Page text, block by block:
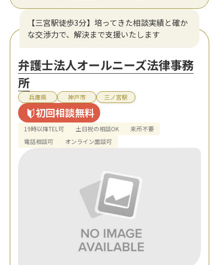
【三宮駅徒歩3分】培ってきた相談実績と確か
な交渉力で、解決まで支援いたします
弁護士法人オールニーズ法律事務
所
兵庫県 神戸市 三ノ宮駅
初回相談無料
19時以降TEL可 土日祝の相談OK
来所不要
電話相談可
オンライン面談可